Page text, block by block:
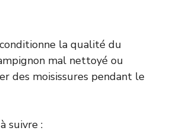
la qualité du
mal nettoyé ou
des moisissures pendant le
suivre :